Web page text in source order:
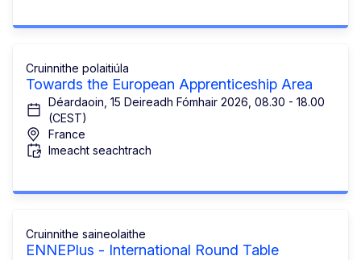
Cruinnithe polaitiúla
Towards the European Apprenticeship Area
Déardaoin, 15 Deireadh Fómhair 2026, 08.30 - 18.00
(CEST)
France
Imeacht seachtrach
Cruinnithe saineolaithe
ENNEPlus - International Round Table